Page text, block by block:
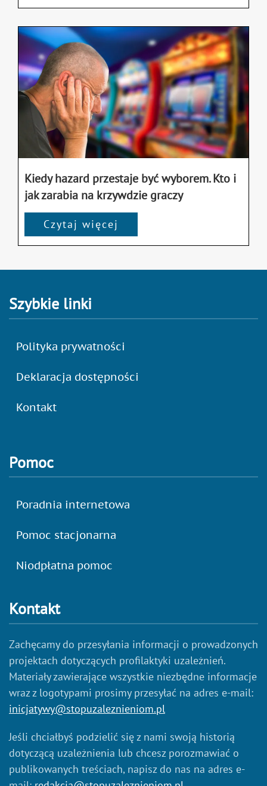
Kiedy hazard przestaje być wyborem. Kto i
jak zarabia na krzywdzie graczy
Czytaj więcej
Szybkie linki
Polityka prywatności
Deklaracja dostępności
Kontakt
Pomoc
Poradnia internetowa
Pomoc stacjonarna
Niodpłatna pomoc
Kontakt
Zachęcamy do przesyłania informacji o prowadzonych
projektach dotyczących profilaktyki uzależnień.
Materiały zawierające wszystkie niezbędne informacje
wraz z logotypami prosimy przesyłać na adres e-mail:
inicjatywy@stopuzaleznieniom.pl
Jeśli chciałbyś podzielić się z nami swoją historią
dotyczącą uzależnienia lub chcesz porozmawiać o
publikowanych treściach, napisz do nas na adres e-